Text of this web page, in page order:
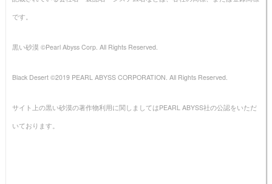
です。
黒い砂漠 ©Pearl Abyss Corp. All Rights Reserved.
Black Desert ©2019 PEARL ABYSS CORPORATION. All Rights Reserved.
サイト上の黒い砂漠の著作物利用に関しましてはPEARL ABYSS社の公認をいただ
いております。